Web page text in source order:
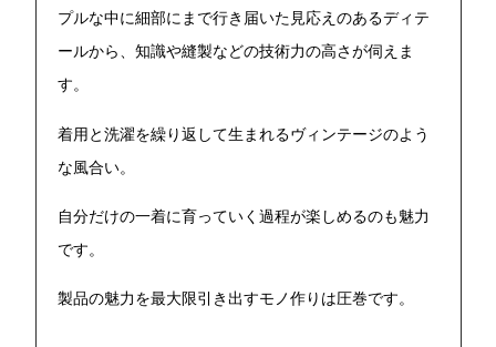
プルな中に細部にまで行き届いた見応えのあるディテ
ールから、知識や縫製などの技術力の高さが伺えま
す。
着用と洗濯を繰り返して生まれるヴィンテージのよう
な風合い。
自分だけの一着に育っていく過程が楽しめるのも魅力
です。
製品の魅力を最大限引き出すモノ作りは圧巻です。